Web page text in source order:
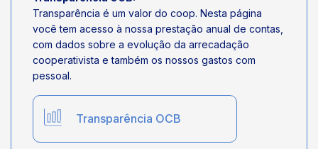
Transparência é um valor do coop. Nesta página
você tem acesso à nossa prestação anual de contas,
com dados sobre a evolução da arrecadação
cooperativista e também os nossos gastos com
pessoal.
Transparência OCB